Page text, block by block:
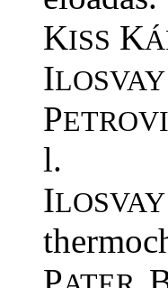
KISS K
ILOSVAY
P
l.
ILOSVAY